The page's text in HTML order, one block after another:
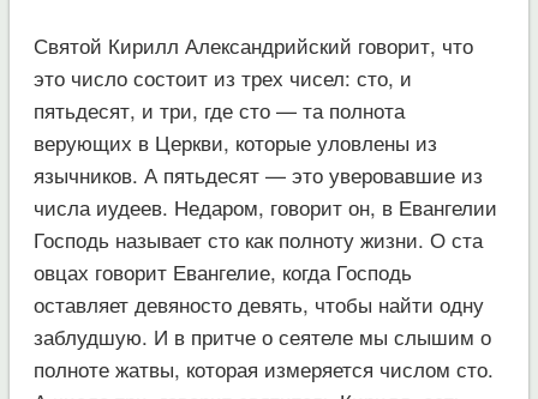
Святой Кирилл Александрийский говорит, что
это число состоит из трех чисел: сто, и
пятьдесят, и три, где сто — та полнота
верующих в Церкви, которые уловлены из
язычников. А пятьдесят — это уверовавшие из
числа иудеев. Недаром, говорит он, в Евангелии
Господь называет сто как полноту жизни. О ста
овцах говорит Евангелие, когда Господь
оставляет девяносто девять, чтобы найти одну
заблудшую. И в притче о сеятеле мы слышим о
полноте жатвы, которая измеряется числом сто.